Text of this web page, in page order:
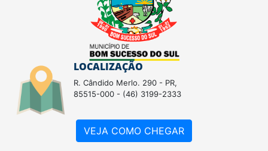
LOCALIZAÇÃO
R. Cândido Merlo. 290 - PR,
85515-000 - (46) 3199-2333
VEJA COMO CHEGAR